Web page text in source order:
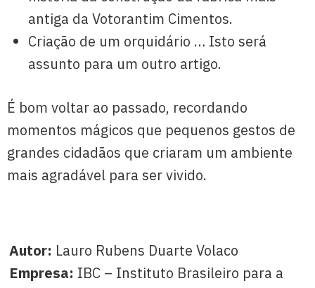
antiga da Votorantim Cimentos.
Criação de um orquidário … Isto será
assunto para um outro artigo.
É bom voltar ao passado, recordando
momentos mágicos que pequenos gestos de
grandes cidadãos que criaram um ambiente
mais agradável para ser vivido.
Autor: Lauro Rubens Duarte Volaco
Empresa: IBC – Instituto Brasileiro para a